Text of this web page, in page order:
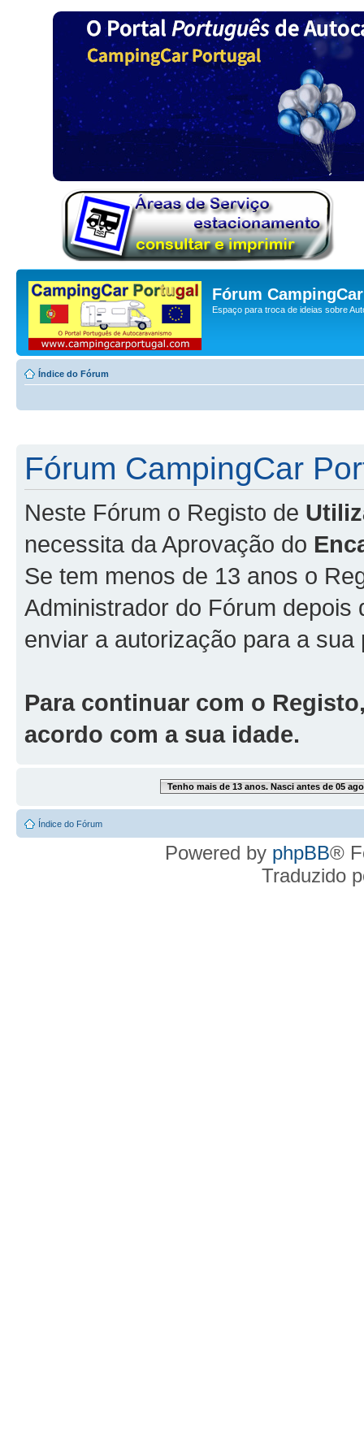
Fórum
Espaço para troca de ideias sobre
Índice do Fórum
Fórum CampingCar
Neste Fórum o Registo de
necessita da Aprovação do
Se tem menos de 13 anos o
Administrador do Fórum
enviar a autorização para a sua
Para continuar com o
acordo com a sua idade.
Tenho mais de 13 anos. Nasci antes de 05 ago
Índice do Fórum
Powered by phpBB®
Traduzido